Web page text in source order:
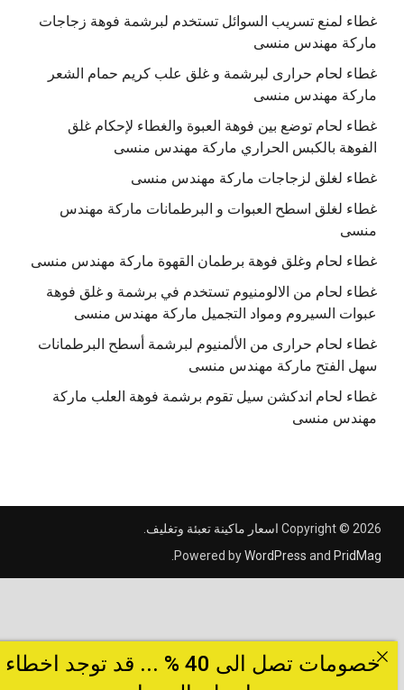
غطاء لمنع تسريب السوائل تستخدم لبرشمة فوهة زجاجات
ماركة مهندس منسى
غطاء لحام حرارى لبرشمة و غلق علب كريم حمام الشعر
ماركة مهندس منسى
غطاء لحام توضع بين فوهة العبوة والغطاء لإحكام غلق
الفوهة بالكبس الحراري ماركة مهندس منسى
غطاء لغلق لزجاجات ماركة مهندس منسى
غطاء لغلق اسطح العبوات و البرطمانات ماركة مهندس
منسى
غطاء لحام وغلق فوهة برطمان القهوة ماركة مهندس منسى
غطاء لحام من الالومنيوم تستخدم في برشمة و غلق فوهة
عبوات السيروم ومواد التجميل ماركة مهندس منسى
غطاء لحام حرارى من الألمنيوم لبرشمة أسطح البرطمانات
سهل الفتح ماركة مهندس منسى
غطاء لحام اندكشن سيل تقوم برشمة فوهة العلب ماركة
مهندس منسى
Copyright © 2026اسعار ماكينة تعبئة وتغليف
Powered byWordPressandPridMag
.
خصومات تصل الى 40 % ... قد توجد اخطاء